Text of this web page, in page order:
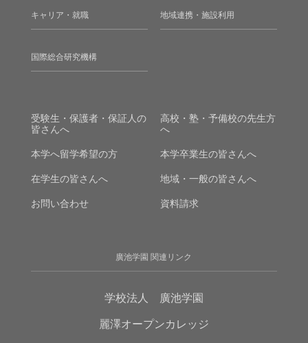
キャリア・就職 地域連携・施設利用
国際総合研究機構
受験生・保護者・保証人の
皆さんへ
高校・塾・予備校の先生方
へ
本学へ留学希望の方 本学卒業生の皆さんへ
在学生の皆さんへ 地域・一般の皆さんへ
お問い合わせ 資料請求
廣池学園 関連リンク
学校法人 廣池学園
麗澤オープンカレッジ